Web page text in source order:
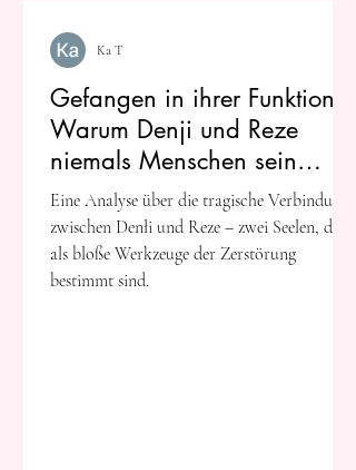
Gefangen in ihrer Funktion:
Warum Denji und Reze
niemals Menschen sein
konnten
Eine Analyse über die tragische Verbindung
zwischen Denłi und Reze – zwei Seelen, die
als bloße Werkzeuge der Zerstörung
bestimmt sind.
Ka T